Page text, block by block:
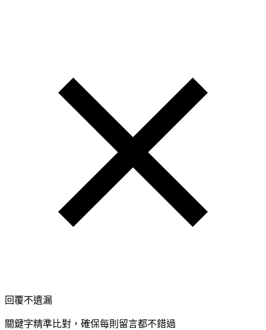
回覆不遺漏
關鍵字精準比對，確保每則留言都不錯過